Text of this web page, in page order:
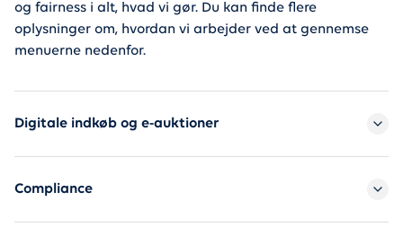
og fairness i alt, hvad vi gør. Du kan finde flere
oplysninger om, hvordan vi arbejder ved at gennemse
menuerne nedenfor.
Digitale indkøb og e-auktioner
Compliance